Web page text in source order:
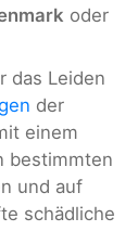
oder
das Leiden
der
einem
bestimmten
und auf
schädliche